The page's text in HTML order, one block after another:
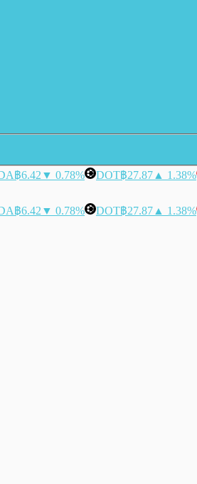
฿6.42 ▼ 0.78% DOT฿27.87 ▲ 1.38%
฿6.42 ▼ 0.78% DOT฿27.87 ▲ 1.38%